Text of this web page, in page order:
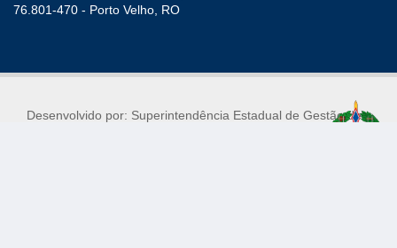
76.801-470 - Porto Velho, RO
Desenvolvido por: Superintendência Estadual de Gestão de